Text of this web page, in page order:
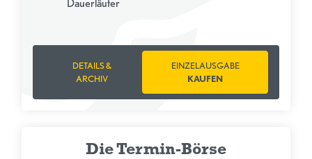
Dauerläufer
DETAILS &
ARCHIV
EINZELAUSGABE
KAUFEN
Die Termin-Börse